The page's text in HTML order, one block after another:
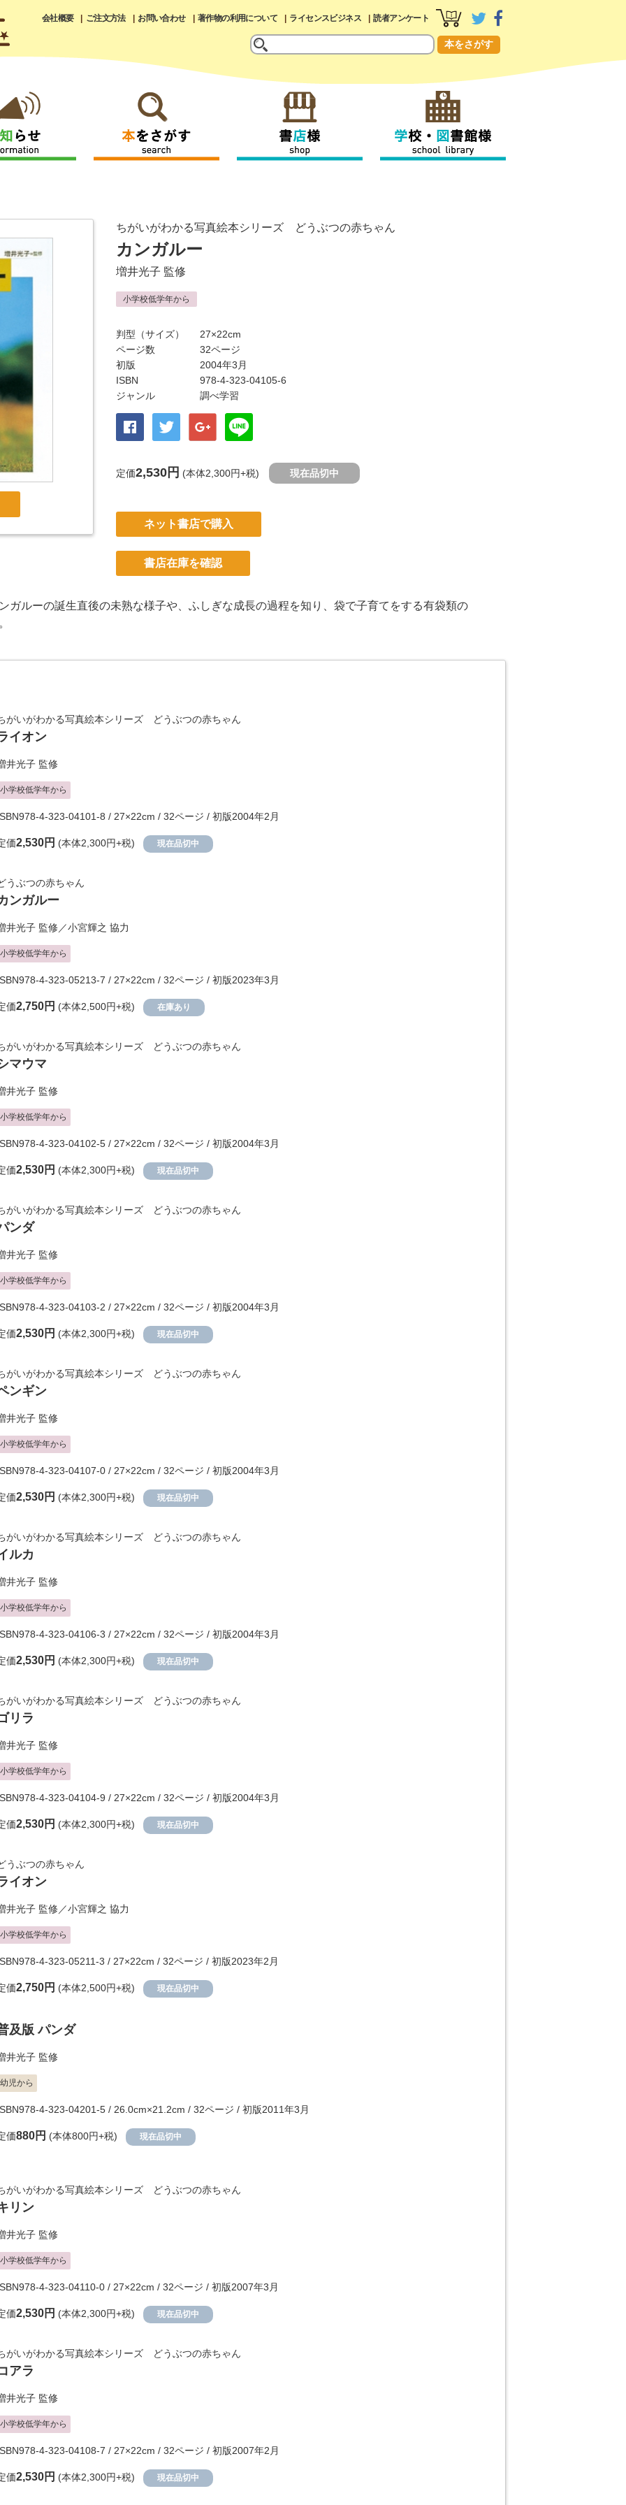
会社概要 ご注文方法 お問い合わせ 著作物の利用について ライセンスビジネス 読者アンケート
本をさがす
ちがいがわかる写真絵本シリーズ どうぶつの赤ちゃん
カンガルー
増井光子 監修
小学校低学年から
判型（サイズ）
27×22cm
ページ数
32ページ
初版
2004年3月
ISBN
978-4-323-04105-6
ジャンル
調べ学習
定価2,530円 (本体2,300円+税) 現在品切中
ネット書店で購入
書店在庫を確認
ガルーの誕生直後の未熟な様子や、ふしぎな成長の過程を知り、袋で子育てをする有袋類の
がいがわかる写真絵本シリーズ どうぶつの赤ちゃん
イオン
井光子 監修
小学校低学年から
4-323-04101-8 / 27×22cm / 32ページ / 初版2004年2月
価2,530円 (本体2,300円+税) 現在品切中
うぶつの赤ちゃん
ンガルー
井光子 監修／小宮輝之 協力
小学校低学年から
4-323-05213-7 / 27×22cm / 32ページ / 初版2023年3月
価2,750円 (本体2,500円+税) 在庫あり
がいがわかる写真絵本シリーズ どうぶつの赤ちゃん
マウマ
井光子 監修
小学校低学年から
4-323-04102-5 / 27×22cm / 32ページ / 初版2004年3月
価2,530円 (本体2,300円+税) 現在品切中
がいがわかる写真絵本シリーズ どうぶつの赤ちゃん
ンダ
井光子 監修
小学校低学年から
4-323-04103-2 / 27×22cm / 32ページ / 初版2004年3月
価2,530円 (本体2,300円+税) 現在品切中
がいがわかる写真絵本シリーズ どうぶつの赤ちゃん
ンギン
井光子 監修
小学校低学年から
4-323-04107-0 / 27×22cm / 32ページ / 初版2004年3月
価2,530円 (本体2,300円+税) 現在品切中
がいがわかる写真絵本シリーズ どうぶつの赤ちゃん
ルカ
井光子 監修
小学校低学年から
4-323-04106-3 / 27×22cm / 32ページ / 初版2004年3月
価2,530円 (本体2,300円+税) 現在品切中
がいがわかる写真絵本シリーズ どうぶつの赤ちゃん
リラ
井光子 監修
小学校低学年から
4-323-04104-9 / 27×22cm / 32ページ / 初版2004年3月
価2,530円 (本体2,300円+税) 現在品切中
うぶつの赤ちゃん
イオン
井光子 監修／小宮輝之 協力
小学校低学年から
4-323-05211-3 / 27×22cm / 32ページ / 初版2023年2月
価2,750円 (本体2,500円+税) 現在品切中
及版 パンダ
井光子 監修
幼児から
4-323-04201-5 / 26.0cm×21.2cm / 32ページ / 初版2011年3月
価880円 (本体800円+税) 現在品切中
がいがわかる写真絵本シリーズ どうぶつの赤ちゃん
リン
井光子 監修
小学校低学年から
4-323-04110-0 / 27×22cm / 32ページ / 初版2007年3月
価2,530円 (本体2,300円+税) 現在品切中
がいがわかる写真絵本シリーズ どうぶつの赤ちゃん
アラ
井光子 監修
小学校低学年から
4-323-04108-7 / 27×22cm / 32ページ / 初版2007年2月
価2,530円 (本体2,300円+税) 現在品切中